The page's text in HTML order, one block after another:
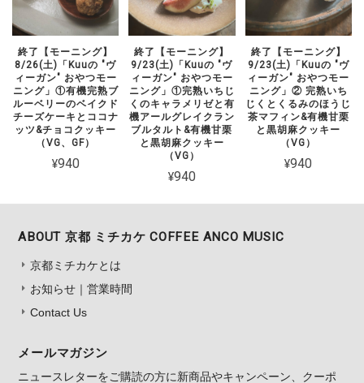
終了【モーニング】
8/26(土)「Kuuの "ヴ
ィーガン" おやつモー
ニング」①有機完熟ブ
ルーベリーのベイクド
チーズケーキとココナ
ッツ&チョコクッキー
（VG、GF）
¥940
終了【モーニング】
9/23(土)「Kuuの "ヴ
ィーガン" おやつモー
ニング」①完熟いちじ
くのキャラメリゼと有
機アールグレイクラン
ブルタルト&有機甘栗
と黒胡麻クッキー
（VG）
¥940
終了【モーニング】
9/23(土)「Kuuの "ヴ
ィーガン" おやつモー
ニング」② 完熟いち
じくとくるみのほうじ
茶マフィン&有機甘栗
と黒胡麻クッキー
（VG）
¥940
ABOUT 京都 ミチカケ COFFEE ANCO MUSIC
京都ミチカケとは
お知らせ｜営業時間
Contact Us
メールマガジン
ニュースレターをご購読の方に新商品やキャンペーン、クーポ